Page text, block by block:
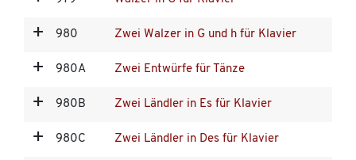
980 Zwei Walzer in G und h für Klavier
980A Zwei Entwürfe für Tänze
980B Zwei Ländler in Es für Klavier
980C Zwei Ländler in Des für Klavier